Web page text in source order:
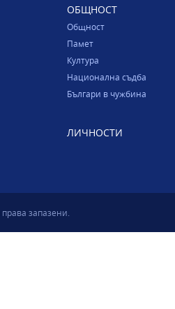
ОБЩНОСТ
Общност
Памет
Култура
Национална съдба
Българи в чужбина
ЛИЧНОСТИ
запазени.